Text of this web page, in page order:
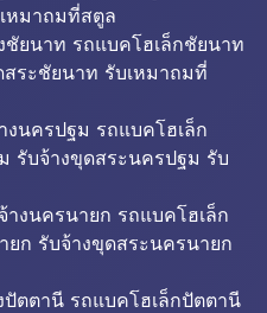
หมาถมที่สตูล
ยนาท รถแบคโฮเล็กชัยนาท
ระชัยนาท รับเหมาถมที่
นครปฐม รถแบคโฮเล็ก
รับจ้างขุดสระนครปฐม รับ
งนครนายก รถแบคโฮเล็ก
ก รับจ้างขุดสระนครนายก
ตตานี รถแบคโฮเล็กปัตตานี